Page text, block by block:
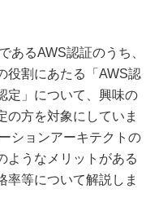
あるAWS認証のうち、
役割にあたる「AWS認
定」について、興味の
の方を対象にしていま
ションアーキテクトの
ようなメリットがある
率等について解説しま